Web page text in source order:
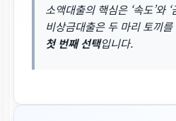
소액대출의 핵심은 ‘속도’와
비상금대출은 두 마리 토끼
첫 번째 선택입니다.